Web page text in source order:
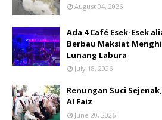
August 04, 2026
Ada 4 Café Esek-Esek
Berbau Maksiat
Lunang Labura
July 18, 2026
Renungan Suci
Al Faiz
June 20, 2026